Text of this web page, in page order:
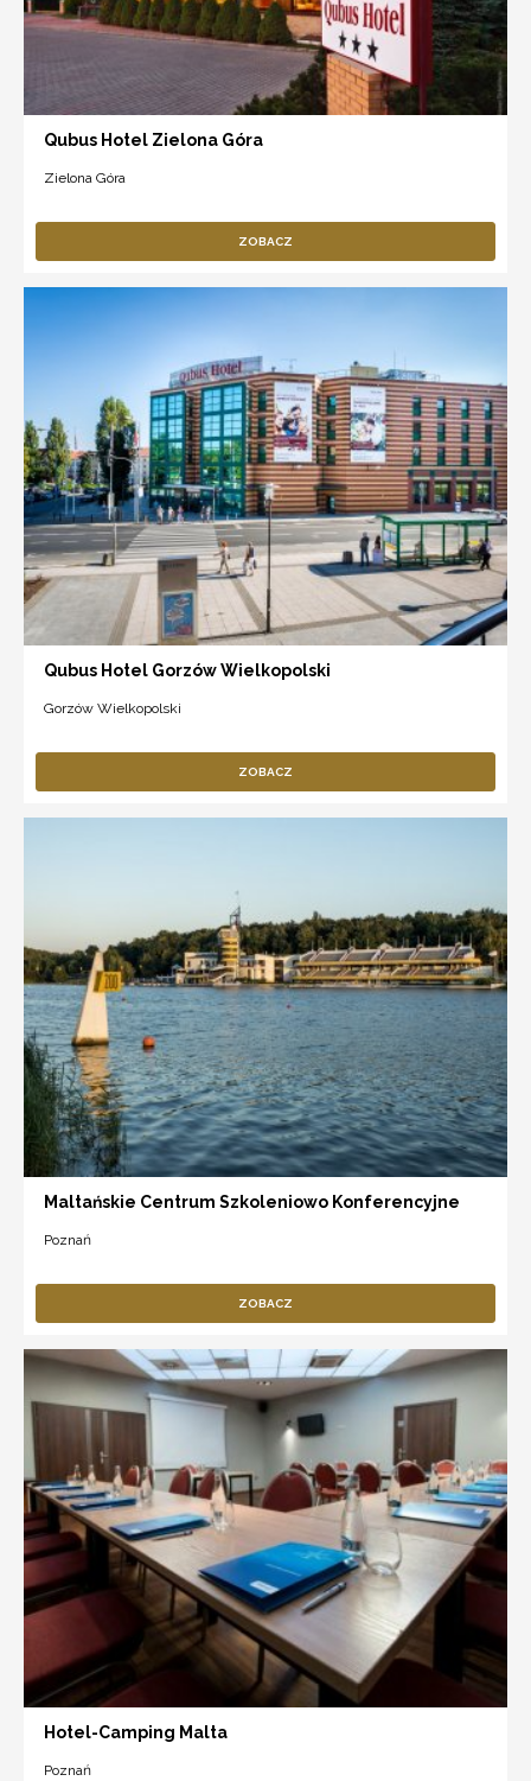
Qubus Hotel Zielona Góra
Zielona Góra
ZOBACZ
Qubus Hotel Gorzów Wielkopolski
Gorzów Wielkopolski
ZOBACZ
Maltańskie Centrum Szkoleniowo Konferencyjne
Poznań
ZOBACZ
Hotel-Camping Malta
Poznań